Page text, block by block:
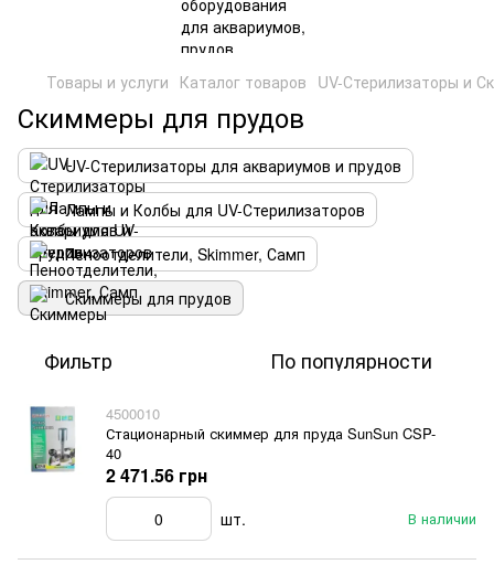
Товары и услуги Каталог товаров UV-Стерилизаторы и
Скиммеры для прудов
UV-Стерилизаторы для аквариумов и прудов
Лампы и Колбы для UV-Стерилизаторов
Пеноотделители, Skimmer, Самп
Скиммеры для прудов
Фильтр По популярности
4500010
Стационарный скиммер для пруда SunSun CSP-
40
В наличии
2 471.56 грн
шт.